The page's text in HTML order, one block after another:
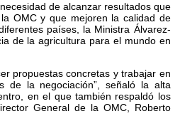
de alcanzar resultados que
OMC y que mejoren la calidad de
países, la Ministra Álvarez-
de la agricultura para el mundo en
propuestas concretas y trabajar en
de la negociación”, señaló la alta
en el que también respaldó los
General de la OMC, Roberto